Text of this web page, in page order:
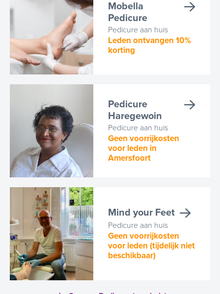
Mobella
Pedicure
Pedicure aan huis
Leden ontvangen 10%
korting
Pedicure
Haregewoin
Pedicure aan huis
Geen voorrijkosten
voor leden in
Amersfoort
Mind your Feet
Pedicure aan huis
Geen voorrijkosten
voor leden (tijdelijk niet
beschikbaar)